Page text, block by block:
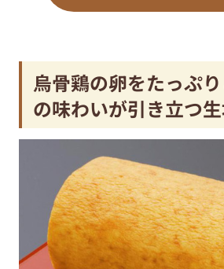
烏骨鶏の卵をたっぷ
の味わいが引き立つ